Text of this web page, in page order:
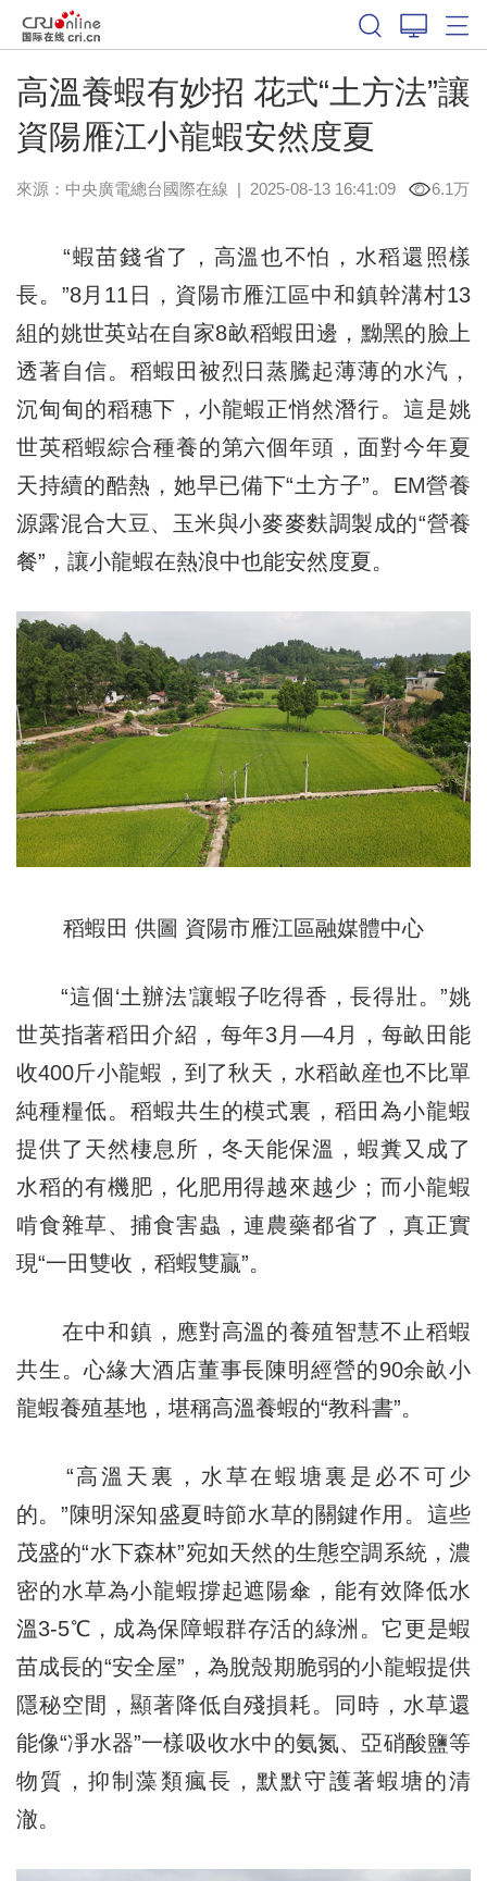
高溫養蝦有妙招 花式“土方法”讓
資陽雁江小龍蝦安然度夏
來源：中央廣電總台國際在線 | 2025-08-13 16:41:09 6.1万
“蝦苗錢省了，高溫也不怕，水稻還照樣
長。”8月11日，資陽市雁江區中和鎮幹溝村13
組的姚世英站在自家8畝稻蝦田邊，黝黑的臉上
透著自信。稻蝦田被烈日蒸騰起薄薄的水汽，
沉甸甸的稻穗下，小龍蝦正悄然潛行。這是姚
世英稻蝦綜合種養的第六個年頭，面對今年夏
天持續的酷熱，她早已備下“土方子”。EM營養
源露混合大豆、玉米與小麥麥麩調製成的“營養
餐”，讓小龍蝦在熱浪中也能安然度夏。
稻蝦田 供圖 資陽市雁江區融媒體中心
“這個‘土辦法’讓蝦子吃得香，長得壯。”姚
世英指著稻田介紹，每年3月—4月，每畝田能
收400斤小龍蝦，到了秋天，水稻畝産也不比單
純種糧低。稻蝦共生的模式裏，稻田為小龍蝦
提供了天然棲息所，冬天能保溫，蝦糞又成了
水稻的有機肥，化肥用得越來越少；而小龍蝦
啃食雜草、捕食害蟲，連農藥都省了，真正實
現“一田雙收，稻蝦雙贏”。
在中和鎮，應對高溫的養殖智慧不止稻蝦
共生。心緣大酒店董事長陳明經營的90余畝小
龍蝦養殖基地，堪稱高溫養蝦的“教科書”。
“高溫天裏，水草在蝦塘裏是必不可少
的。”陳明深知盛夏時節水草的關鍵作用。這些
茂盛的“水下森林”宛如天然的生態空調系統，濃
密的水草為小龍蝦撐起遮陽傘，能有效降低水
溫3-5℃，成為保障蝦群存活的綠洲。它更是蝦
苗成長的“安全屋”，為脫殼期脆弱的小龍蝦提供
隱秘空間，顯著降低自殘損耗。同時，水草還
能像“凈水器”一樣吸收水中的氨氮、亞硝酸鹽等
物質，抑制藻類瘋長，默默守護著蝦塘的清
澈。